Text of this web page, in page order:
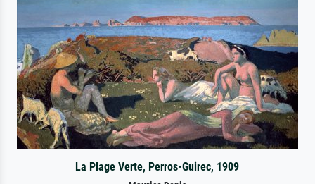
La Plage Verte, Perros-Guirec, 1909